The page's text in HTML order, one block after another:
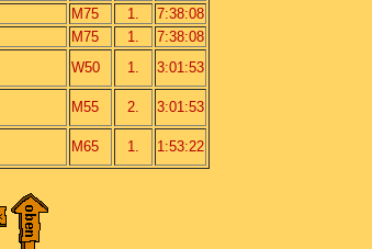
M75 1.
7:38:08
M75 1.
7:38:08
W50 1. 3:01:53
M55 2. 3:01:53
M65 1. 1:53:22